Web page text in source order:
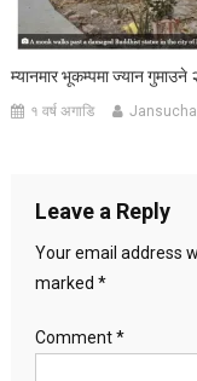
म्यानमार भूकम्पमा ज्यान
१ वर्ष अगाडि
Leave a Reply
Your email address
marked *
Comment*